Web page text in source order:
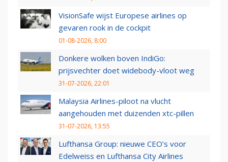
VisionSafe wijst Europese airlines op
gevaren rook in de cockpit
01-08-2026, 8:00
Donkere wolken boven IndiGo:
prijsvechter doet widebody-vloot weg
31-07-2026, 22:01
Malaysia Airlines-piloot na vlucht
aangehouden met duizenden xtc-pillen
31-07-2026, 13:55
Lufthansa Group: nieuwe CEO’s voor
Edelweiss en Lufthansa City Airlines